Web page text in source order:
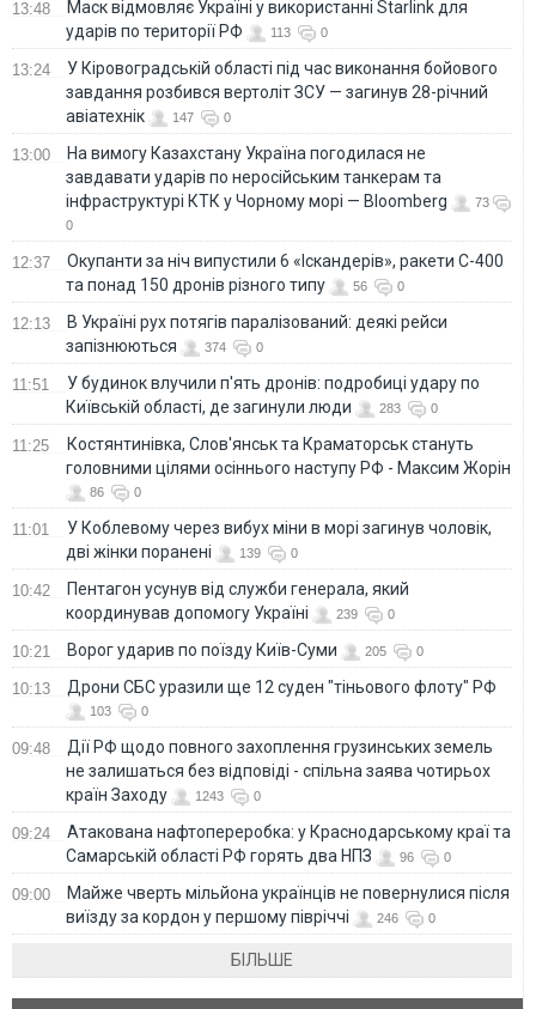
13:48
Маск відмовляє Україні у використанні Starlink для
ударів по території РФ
113 0
13:24
У Кіровоградській області під час виконання бойового
завдання розбився вертоліт ЗСУ — загинув 28-річний
авіатехнік
147 0
13:00
На вимогу Казахстану Україна погодилася не
завдавати ударів по неросійським танкерам та
інфраструктурі КТК у Чорному морі — Bloomberg
73
0
12:37
Окупанти за ніч випустили 6 «Іскандерів», ракети С-400
та понад 150 дронів різного типу
56 0
12:13
В Україні рух потягів паралізований: деякі рейси
запізнюються
374 0
11:51
У будинок влучили п'ять дронів: подробиці удару по
Київській області, де загинули люди
283 0
11:25
Костянтинівка, Слов'янськ та Краматорськ стануть
головними цілями осіннього наступу РФ - Максим Жорін
86 0
11:01
У Коблевому через вибух міни в морі загинув чоловік,
дві жінки поранені
139 0
10:42
Пентагон усунув від служби генерала, який
координував допомогу Україні
239 0
10:21 Ворог ударив по поїзду Київ-Суми 205 0
10:13 Дрони СБС уразили ще 12 суден "тіньового флоту" РФ
103 0
09:48
Дії РФ щодо повного захоплення грузинських земель
не залишаться без відповіді - спільна заява чотирьох
країн Заходу
1243 0
09:24
Атакована нафтопереробка: у Краснодарському краї та
Самарській області РФ горять два НПЗ
96 0
09:00
Майже чверть мільйона українців не повернулися після
виїзду за кордон у першому півріччі
246 0
БІЛЬШЕ